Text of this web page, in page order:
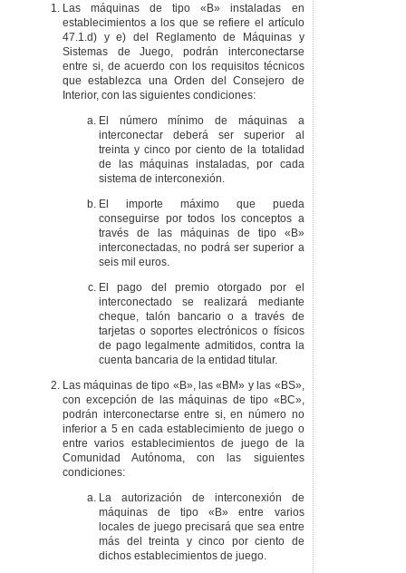
Las máquinas de tipo «B» instaladas en
establecimientos a los que se refiere el artículo
47.1.d) y e) del Reglamento de Máquinas y
Sistemas de Juego, podrán interconectarse
entre si, de acuerdo con los requisitos técnicos
que establezca una Orden del Consejero de
Interior, con las siguientes condiciones:
El número mínimo de máquinas a
interconectar deberá ser superior al
treinta y cinco por ciento de la totalidad
de las máquinas instaladas, por cada
sistema de interconexión.
El importe máximo que pueda
conseguirse por todos los conceptos a
través de las máquinas de tipo «B»
interconectadas, no podrá ser superior a
seis mil euros.
El pago del premio otorgado por el
interconectado se realizará mediante
cheque, talón bancario o a través de
tarjetas o soportes electrónicos o físicos
de pago legalmente admitidos, contra la
cuenta bancaria de la entidad titular.
Las máquinas de tipo «B», las «BM» y las «BS»,
con excepción de las máquinas de tipo «BC»,
podrán interconectarse entre si, en número no
inferior a 5 en cada establecimiento de juego o
entre varios establecimientos de juego de la
Comunidad Autónoma, con las siguientes
condiciones:
La autorización de interconexión de
máquinas de tipo «B» entre varios
locales de juego precisará que sea entre
más del treinta y cinco por ciento de
dichos establecimientos de juego.